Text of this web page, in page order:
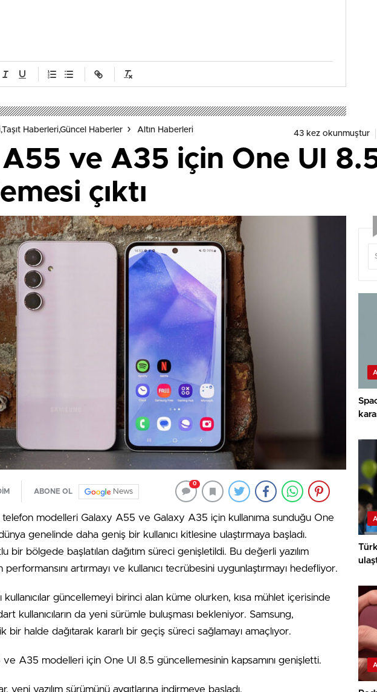
Haberleri,Güncel Haberler Altın Haberleri 43 kez okunmuştur
ve A35 için One UI
çıktı
ABONE OL News
0
telefon modelleri Galaxy A55 ve Galaxy A35 için kullanıma sunduğu One
genelinde daha geniş bir kullanıcı kitlesine ulaştırmaya başladı.
bir bölgede başlatılan dağıtım süreci genişletildi. Bu değerli yazılım
performansını artırmayı ve kullanıcı tecrübesini uygunlaştırmayı hedefliyor.
kullanıcılar güncellemeyi birinci alan küme olurken, kısa mühlet içerisinde
kullanıcıların da yeni sürümle buluşması bekleniyor. Samsung,
bir halde dağıtarak kararlı bir geçiş süreci sağlamayı amaçlıyor.
A35 modelleri için One UI 8.5 güncellemesinin kapsamını genişletti.
yeni yazılım sürümünü aygıtlarına indirmeye başladı.